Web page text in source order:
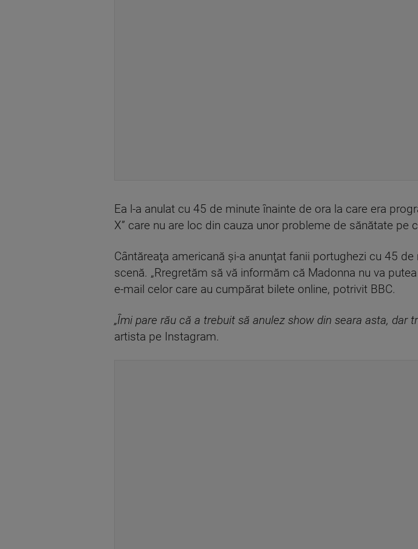
Ea l-a anulat cu 45 de minute înainte de ora la care era
X” care nu are loc din cauza unor probleme de sănătate
Cântăreaţa americană şi-a anunţat fanii portughezi cu 45
scenă. „Rregretăm să vă informăm că Madonna nu va
e-mail celor care au cumpărat bilete online, potrivit BBC.
„Îmi pare rău că a trebuit să anulez show din seara asta, dar
artista pe Instagram.